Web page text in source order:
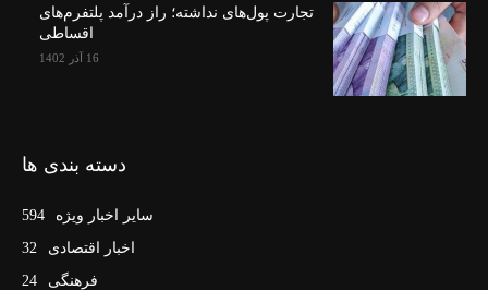
تجارت پول‌های نداشته؛ راز درآمد پلتفرم‌های
اقساطی
16 آذر 1402
دسته بندی ها
سایر اخبار ویژه
594
اخبار اقتصادی
32
فرهنگی
24